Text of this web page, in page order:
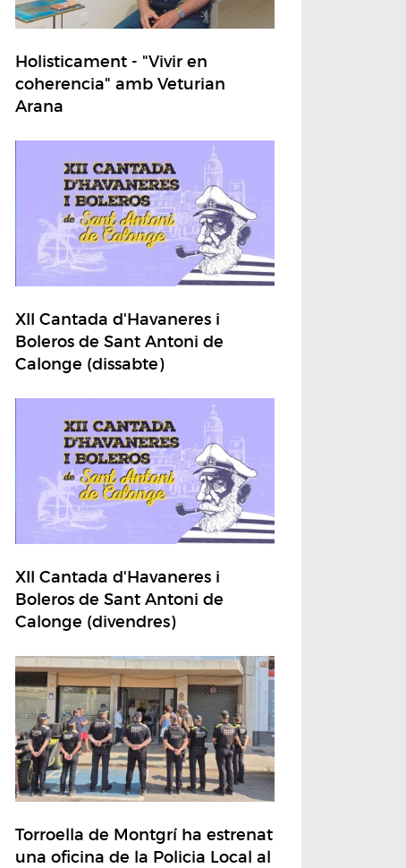
Holisticament - "Vivir en
coherencia" amb Veturian
Arana
XII Cantada d'Havaneres i
Boleros de Sant Antoni de
Calonge (dissabte)
XII Cantada d'Havaneres i
Boleros de Sant Antoni de
Calonge (divendres)
Torroella de Montgrí ha estrenat
una oficina de la Policia Local al